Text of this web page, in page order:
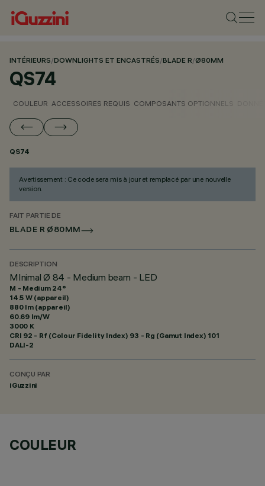
INTÉRIEURS/DOWNLIGHTS ET ENCASTRÉS/BLADE R/Ø80MM
QS74
COULEUR ACCESSOIRES REQUIS COMPOSANTS OPTIONNELS
QS74
Avertissement : Ce code sera mis à jour et remplacé par une nouvelle
version.
FAIT PARTIE DE
BLADE R Ø80MM
DESCRIPTION
MInimal Ø 84 - Medium beam - LED
M - Medium 24°
14.5 W (appareil)
880 lm (appareil)
60.69 lm/W
3000 K
CRI 92 - Rf (Colour Fidelity Index) 93 - Rg (Gamut Index) 101
DALI-2
CONÇU PAR
iGuzzini
COULEUR